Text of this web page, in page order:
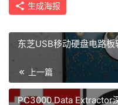
首
生成海报
东芝USB移动硬盘电路板
上一篇
PC3000 Data Extractor